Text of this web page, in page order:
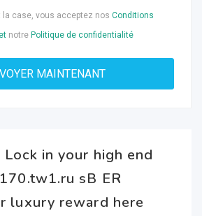
la case, vous acceptez nos Conditions
notre Politique de confidentialité
in your high end
sB ER
luxury reward here